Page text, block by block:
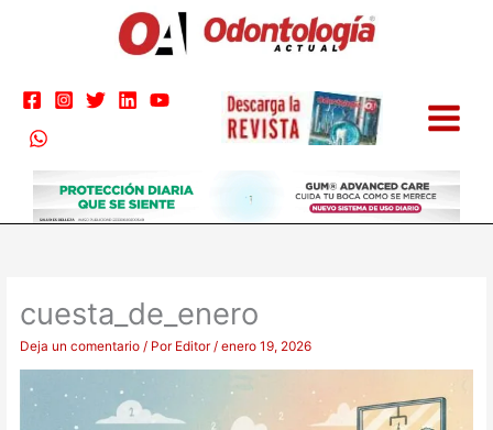
cuesta_de_enero
Deja un comentario / Por Editor/enero 19, 2026